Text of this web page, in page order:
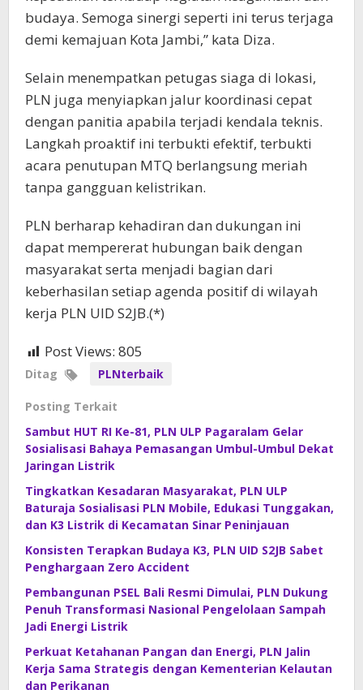
budaya. Semoga sinergi seperti ini terus terjaga
demi kemajuan Kota Jambi,” kata Diza.
Selain menempatkan petugas siaga di lokasi,
PLN juga menyiapkan jalur koordinasi cepat
dengan panitia apabila terjadi kendala teknis.
Langkah proaktif ini terbukti efektif, terbukti
acara penutupan MTQ berlangsung meriah
tanpa gangguan kelistrikan.
PLN berharap kehadiran dan dukungan ini
dapat mempererat hubungan baik dengan
masyarakat serta menjadi bagian dari
keberhasilan setiap agenda positif di wilayah
kerja PLN UID S2JB.(*)
Post Views: 805
Ditag PLNterbaik
Posting Terkait
Sambut HUT RI Ke-81, PLN ULP Pagaralam Gelar
Sosialisasi Bahaya Pemasangan Umbul-Umbul Dekat
Jaringan Listrik
Tingkatkan Kesadaran Masyarakat, PLN ULP
Baturaja Sosialisasi PLN Mobile, Edukasi Tunggakan,
dan K3 Listrik di Kecamatan Sinar Peninjauan
Konsisten Terapkan Budaya K3, PLN UID S2JB Sabet
Penghargaan Zero Accident
Pembangunan PSEL Bali Resmi Dimulai, PLN Dukung
Penuh Transformasi Nasional Pengelolaan Sampah
Jadi Energi Listrik
Perkuat Ketahanan Pangan dan Energi, PLN Jalin
Kerja Sama Strategis dengan Kementerian Kelautan
dan Perikanan